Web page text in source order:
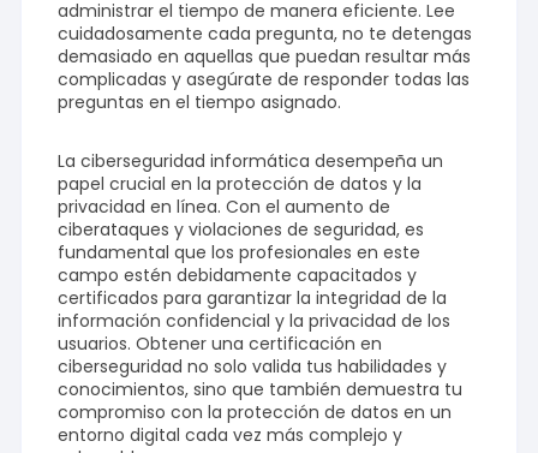
administrar el tiempo de manera eficiente. Lee
cuidadosamente cada pregunta, no te detengas
demasiado en aquellas que puedan resultar más
complicadas y asegúrate de responder todas las
preguntas en el tiempo asignado.
La ciberseguridad informática desempeña un
papel crucial en la protección de datos y la
privacidad en línea. Con el aumento de
ciberataques y violaciones de seguridad, es
fundamental que los profesionales en este
campo estén debidamente capacitados y
certificados para garantizar la integridad de la
información confidencial y la privacidad de los
usuarios. Obtener una certificación en
ciberseguridad no solo valida tus habilidades y
conocimientos, sino que también demuestra tu
compromiso con la protección de datos en un
entorno digital cada vez más complejo y